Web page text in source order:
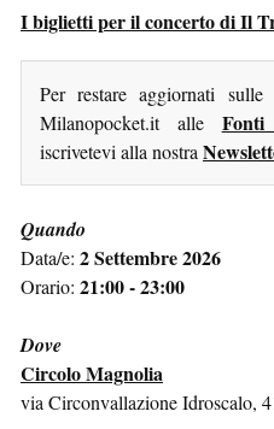
I biglietti per il concerto di Il
Per restare aggiornati sulle
Milanopocket.it alle
iscrivetevi alla nostra
Quando
Data/e: 2 Settembre 2026
Orario: 21:00 - 23:00
Dove
Circolo Magnolia
via Circonvallazione Idroscalo,